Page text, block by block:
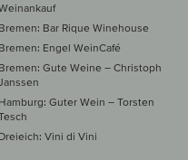
Bremen: Bar Rique Winehouse
Bremen: Engel WeinCafé
Bremen: Gute Weine – Christoph
Janssen
Hamburg: Guter Wein – Torsten
Dreieich: Vini di Vini